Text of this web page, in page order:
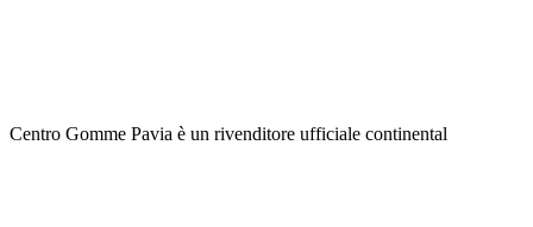
Centro Gomme Pavia è un rivenditore ufficiale continental